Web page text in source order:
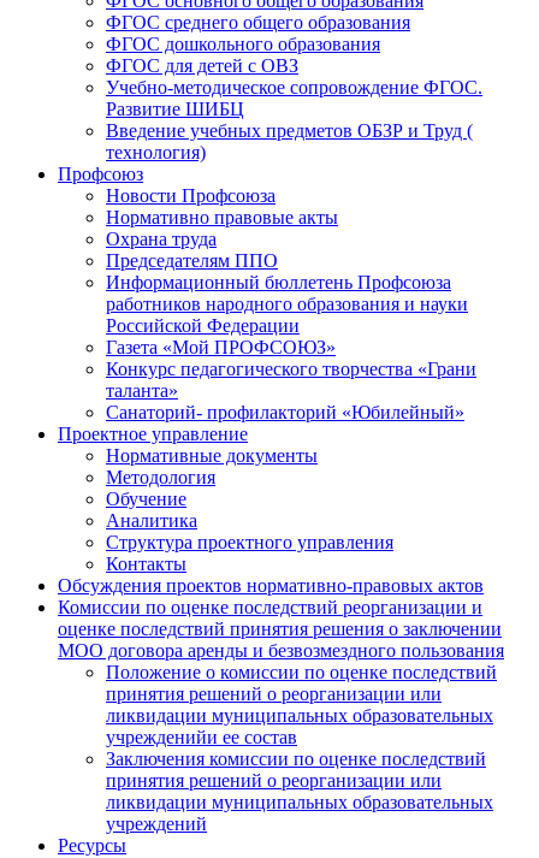
ФГОС среднего общего образования
ФГОС дошкольного образования
ФГОС для детей с ОВЗ
Учебно-методическое сопровождение ФГОС.
Развитие ШИБЦ
Введение учебных предметов ОБЗР и Труд (
технология)
Профсоюз
Новости Профсоюза
Нормативно правовые акты
Охрана труда
Председателям ППО
Информационный бюллетень Профсоюза
работников народного образования и науки
Российской Федерации
Газета «Мой ПРОФСОЮЗ»
Конкурс педагогического творчества «Грани
таланта»
Санаторий- профилакторий «Юбилейный»
Проектное управление
Нормативные документы
Методология
Обучение
Аналитика
Структура проектного управления
Контакты
Обсуждения проектов нормативно-правовых актов
Комиссии по оценке последствий реорганизации и
оценке последствий принятия решения о заключении
МОО договора аренды и безвозмездного пользования
Положение о комиссии по оценке последствий
принятия решений о реорганизации или
ликвидации муниципальных образовательных
учрежденийи ее состав
Заключения комиссии по оценке последствий
принятия решений о реорганизации или
ликвидации муниципальных образовательных
учреждений
Ресурсы